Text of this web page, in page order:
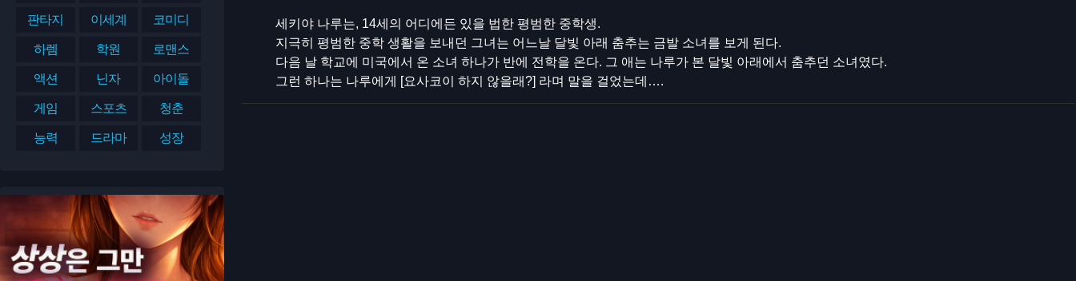
판타지 이세계 코미디
하렘 학원 로맨스
액션 닌자 아이돌
게임 스포츠 청춘
능력 드라마 성장
세키야 나루는, 14세의 어디에든 있을 법한 평범한 중학생.
지극히 평범한 중학 생활을 보내던 그녀는 어느날 달빛 아래 춤추는 금발 소녀를 보게 된다.
다음 날 학교에 미국에서 온 소녀 하나가 반에 전학을 온다. 그 애는 나루가 본 달빛 아래에서 춤추던 소녀였다.
그런 하나는 나루에게 [요사코이 하지 않을래?] 라며 말을 걸었는데….